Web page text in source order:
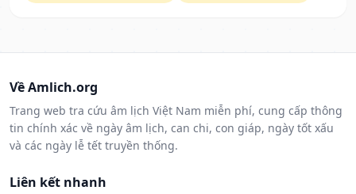
Về Amlich.org
Trang web tra cứu âm lịch Việt Nam miễn phí, cung cấp thông
tin chính xác về ngày âm lịch, can chi, con giáp, ngày tốt xấu
và các ngày lễ tết truyền thống.
Liên kết nhanh